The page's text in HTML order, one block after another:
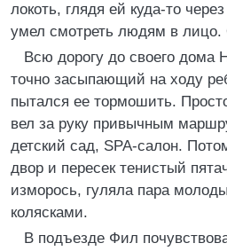
локоть, глядя ей куда-то
умел смотреть людям в
Всю дорогу до своего дома
точно засыпающий на ходу
пытался ее тормошить.
вел за руку привычным
детский сад, SPA-салон.
двор и пересек тенистый
изморось, гуляла пара
колясками.
В подъезде Фил